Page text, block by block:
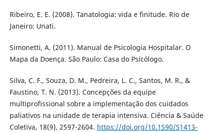
Ribeiro, E. E. (2008). Tanatologia: vida e finitude. Rio de
Janeiro: Unati.
Simonetti, A. (2011). Manual de Psicologia Hospitalar. O
Mapa da Doença. São Paulo: Casa do Psicólogo.
Silva, C. F., Souza, D. M., Pedreira, L. C., Santos, M. R., &
Faustino, T. N. (2013). Concepções da equipe
multiprofissional sobre a implementação dos cuidados
paliativos na unidade de terapia intensiva. Ciência & Saúde
Coletiva, 18(9), 2597-2604. https://doi.org/10.1590/S1413-